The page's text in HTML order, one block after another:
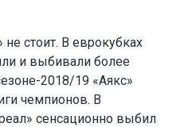
стоит. В еврокубках
и выбивали более
2018/19 «Аякс»
чемпионов. В
сенсационно выбил